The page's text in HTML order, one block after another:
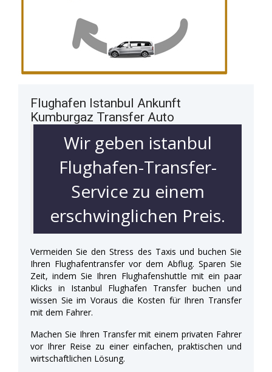
Flughafen Istanbul Ankunft
Kumburgaz Transfer Auto
Wir geben istanbul
Flughafen-Transfer-
Service zu einem
erschwinglichen Preis.
Vermeiden Sie den Stress des Taxis und buchen Sie
Ihren Flughafentransfer vor dem Abflug. Sparen Sie
Zeit, indem Sie Ihren Flughafenshuttle mit ein paar
Klicks in Istanbul Flughafen Transfer buchen und
wissen Sie im Voraus die Kosten für Ihren Transfer
mit dem Fahrer.
Machen Sie Ihren Transfer mit einem privaten Fahrer
vor Ihrer Reise zu einer einfachen, praktischen und
wirtschaftlichen Lösung.